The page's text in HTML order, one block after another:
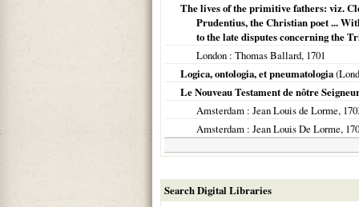
The lives of the primitive fathers: viz.
Prudentius, the Christian poet ...
to the late disputes concerning the
London : Thomas Ballard, 1701
Logica, ontologia, et pneumatologia(
Le Nouveau Testament de nôtre
Amsterdam : Jean Louis de Lorme,
Amsterdam : Jean Louis De Lorme,
Search Digital Libraries